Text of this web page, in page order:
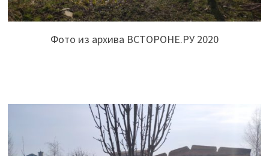
Фото из архива ВСТОРОНЕ.РУ 2020